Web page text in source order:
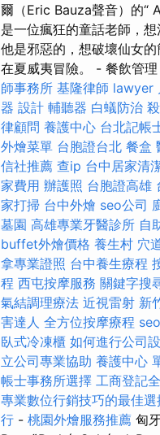
爾（Eric Bauza聲音）的“
是一位瘋狂的童話老師，
他是邪惡的，想破壞仙女
在夏威夷冒險。 - 餐飲管理
師事務所 基隆律師 lawyer
器 設計 輔聽器 白蟻防治
律顧問 養護中心 台北記帳
外燴菜單 台胞證台北 餐盒
信社推薦 查ip 台中居家清
家費用 辦護照 台胞證高雄
家打掃 台中外燴 seo公司
墓園 高雄專業牙醫診所 自
buffet外燴價格 養生村 穴
拿專業證照 台中養生療程
程 西屯按摩服務 關鍵字搜
氣結調理療法 近視雷射 新
害達人 全方位按摩療程
臥式冷凍櫃 如何進行公司
立公司專業協助 養護中心
帳士事務所選擇 工商登記
專業數位行銷技巧的最佳選
行 - 桃園外燴服務推薦 匈